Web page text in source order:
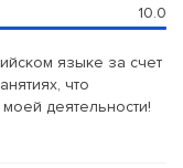
10.0
языке за счет
что
деятельности!